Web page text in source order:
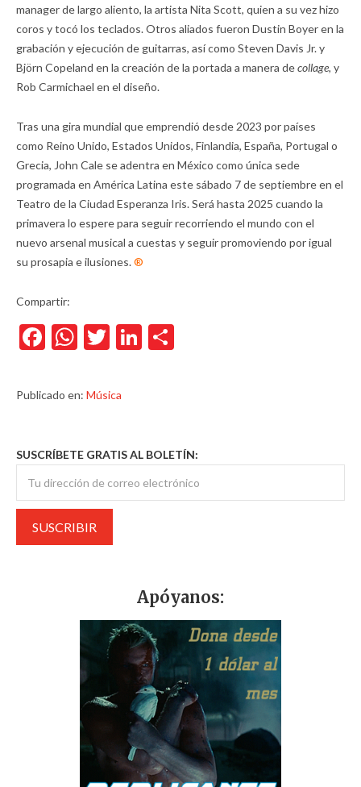
manager de largo aliento, la artista Nita Scott, quien a su vez hizo
coros y tocó los teclados. Otros aliados fueron Dustin Boyer en la
grabación y ejecución de guitarras, así como Steven Davis Jr. y
Björn Copeland en la creación de la portada a manera decollage, y
Rob Carmichael en el diseño.
Tras una gira mundial que emprendió desde 2023 por países
como Reino Unido, Estados Unidos, Finlandia, España, Portugal o
Grecia, John Cale se adentra en México como única sede
programada en América Latina este sábado 7 de septiembre en el
Teatro de la Ciudad Esperanza Iris. Será hasta 2025 cuando la
primavera lo espere para seguir recorriendo el mundo con el
nuevo arsenal musical a cuestas y seguir promoviendo por igual
su prosapia e ilusiones.®
Compartir:
Facebook
WhatsApp
TwitterLinkedIn
Publicado en: Música
SUSCRÍBETE GRATIS AL BOLETÍN:
Apóyanos: